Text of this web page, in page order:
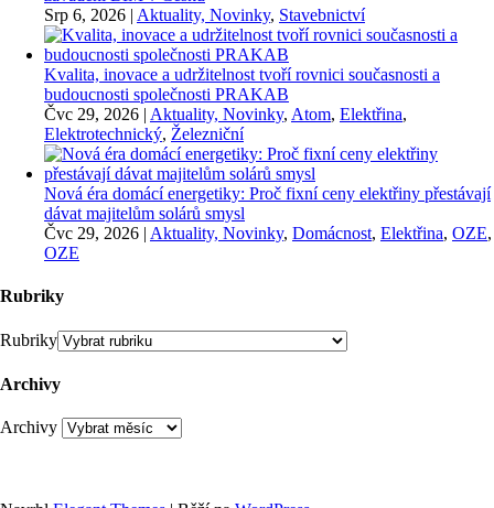
Srp 6, 2026 | Aktuality, Novinky, Stavebnictví
Kvalita, inovace a udržitelnost tvoří rovnici současnosti a
budoucnosti společnosti PRAKAB
Čvc 29, 2026 | Aktuality, Novinky, Atom, Elektřina,
Elektrotechnický, Železniční
Nová éra domácí energetiky: Proč fixní ceny elektřiny přestávají
dávat majitelům solárů smysl
Čvc 29, 2026 | Aktuality, Novinky, Domácnost, Elektřina, OZE,
OZE
Rubriky
Rubriky
Archivy
Archivy